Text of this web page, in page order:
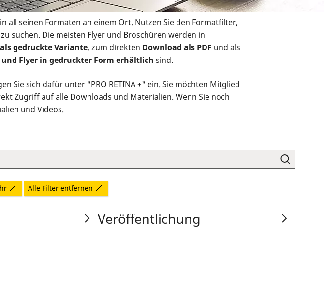
all seinen Formaten an einem Ort. Nutzen Sie den Formatfilter,
suchen. Die meisten Flyer und Broschüren werden in
gedruckte Variante, zum direkten Download als PDF und als
Flyer in gedruckter Form erhältlich sind.
Sie sich dafür unter "PRO RETINA +" ein. Sie möchten Mitglied
Zugriff auf alle Downloads und Materialien. Wenn Sie noch
und Videos.
Alle Filter entfernen
Veröffentlichung